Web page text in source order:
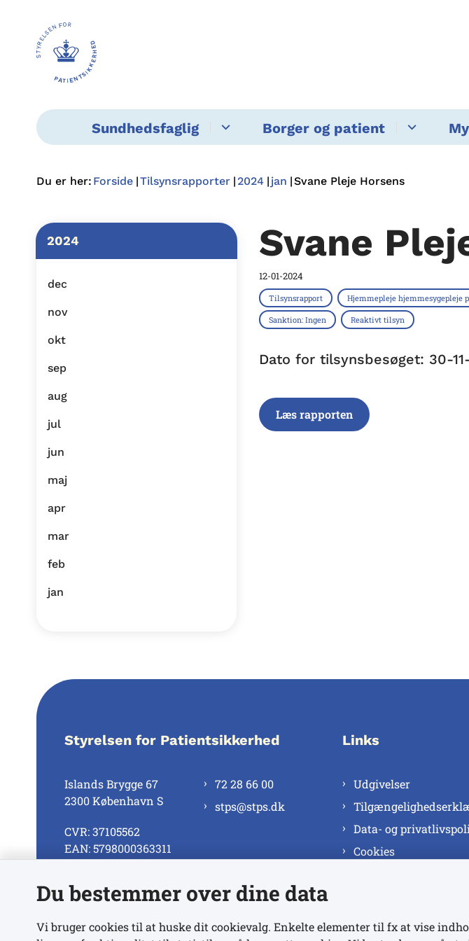
Sundhedsfaglig Borger og patient
Du er her: Forside Tilsynsrapporter 2024 jan Svane Pleje Horsens
2024
dec
nov
okt
sep
aug
jul
jun
maj
apr
mar
feb
jan
Svane
12-01-2024
Tilsynsrapport Hjemmepleje hjemmesygepleje
Sanktion: Ingen Reaktivt tilsyn
Dato for tilsynsbesøget: 30-
Læs rapporten
Styrelsen for Patientsikkerhed
Islands Brygge 67
2300 København S
CVR: 37105562
EAN: 5798000363311
72 28 66 00
stps@stps.dk
Se alle kontaktnumre
Links
Udgivelser
Data- og
Cookies
Du bestemmer over dine data
Vi bruger cookies til at huske dit cookievalg. Enkelte elementer til fx at vise